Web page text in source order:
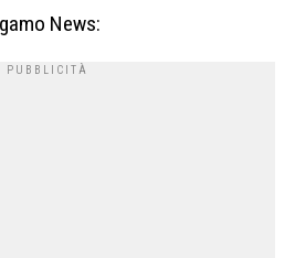
News: